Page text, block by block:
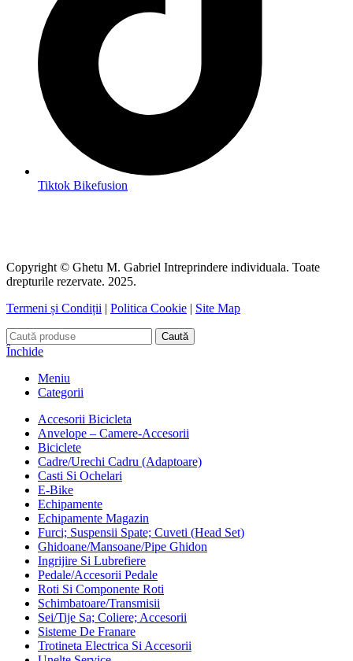
Tiktok Bikefusion
Copyright © Ghetu M. Gabriel Intreprindere individuala. Toate
drepturile rezervate. 2025.
Termeni și Condiții | Politica Cookie | Site Map
Caută
Închide
Meniu
Categorii
Accesorii Bicicleta
Anvelope – Camere-Accesorii
Biciclete
Cadre/Urechi Cadru (Adaptoare)
Casti Si Ochelari
E-Bike
Echipamente
Echipamente Magazin
Furci; Suspensii Spate; Cuveti (Head Set)
Ghidoane/Mansoane/Pipe Ghidon
Ingrijire Si Lubrefiere
Pedale/Accesorii Pedale
Roti Si Componente Roti
Schimbatoare/Transmisii
Sei/Tije Sa; Coliere; Accesorii
Sisteme De Franare
Trotineta Electrica Si Accesorii